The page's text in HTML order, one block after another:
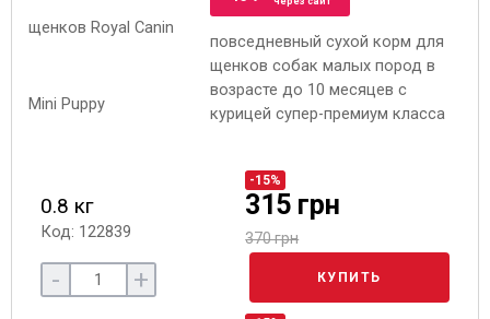
повседневный сухой корм для
щенков собак малых пород в
возрасте до 10 месяцев с
курицей супер-премиум класса
0.8 кг
Код: 122839
-15%
315 грн
370 грн
- + КУПИТЬ